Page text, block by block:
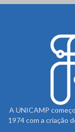
A UNICAMP
1974 com a criação